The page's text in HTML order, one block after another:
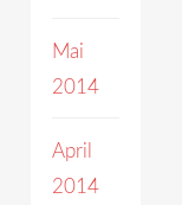
Mai
2014
April
2014